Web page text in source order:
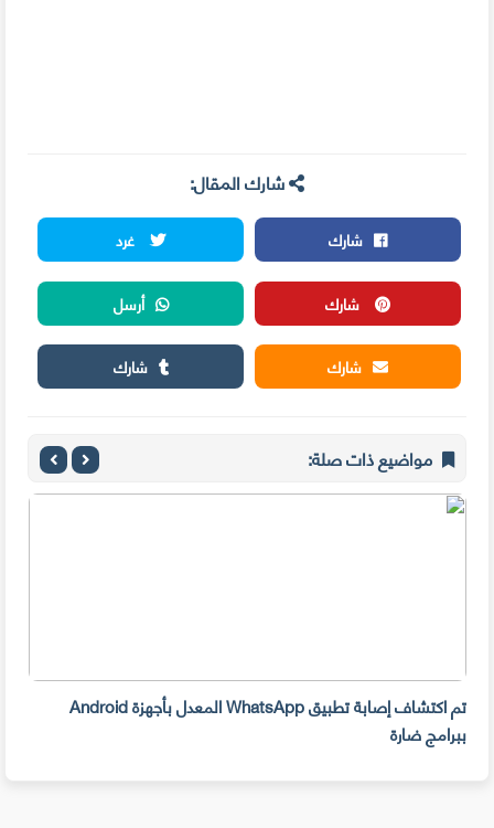
شارك المقال:
شارك
غرد
شارك
أرسل
شارك
شارك
مواضيع ذات صلة:
تم اكتشاف إصابة تطبيق WhatsApp المعدل بأجهزة Android
ببرامج ضارة